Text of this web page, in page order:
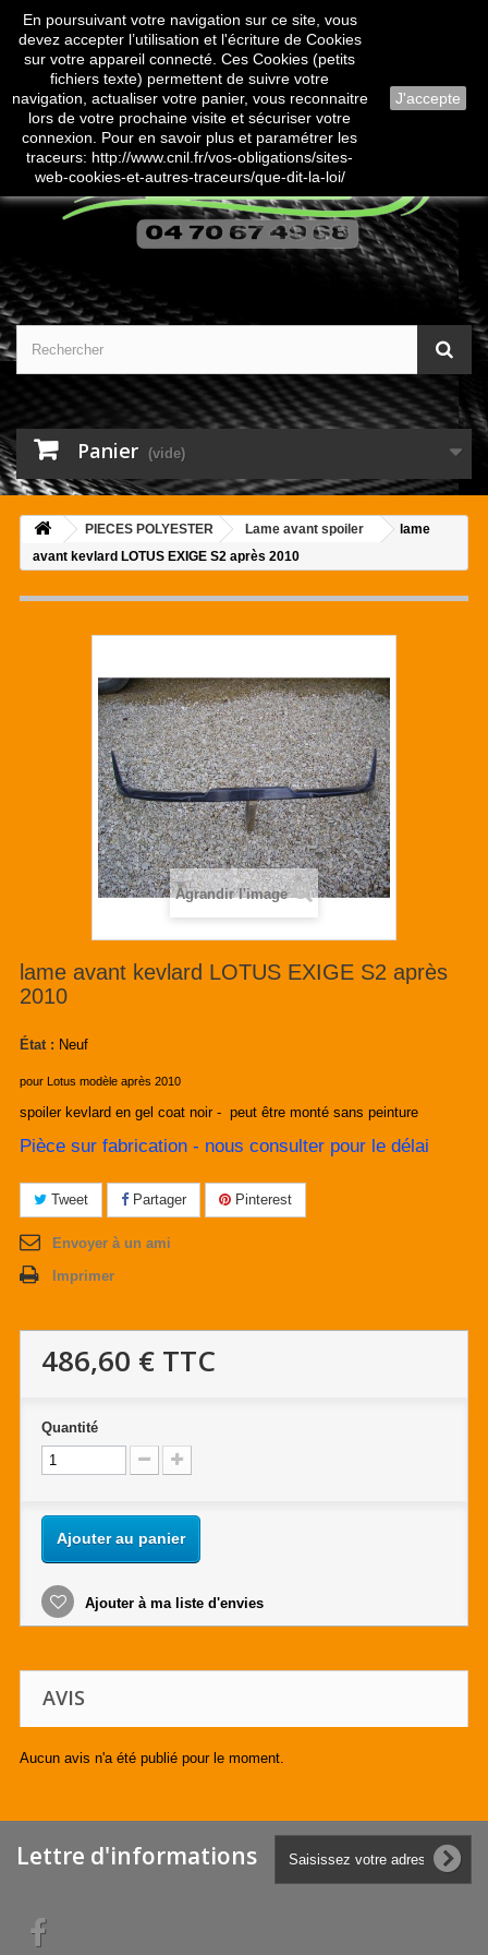
Contactez-nous
Panier (vide)
PIECES POLYESTER Lame avant spoiler
lame
avant kevlard LOTUS EXIGE S2 après 2010
Agrandir l'image
lame avant kevlard LOTUS EXIGE S2 après
2010
État : Neuf
pour Lotus modèle après 2010
spoiler kevlard en gel coat noir - peut être monté sans peinture
Pièce sur fabrication - nous consulter pour le délai
Tweet Partager Pinterest
Envoyer à un ami
Imprimer
486,60 € TTC
Quantité
Ajouter au panier
Ajouter à ma liste d'envies
AVIS
Aucun avis n'a été publié pour le moment.
Lettre d'informations
En poursuivant votre navigation sur ce site, vous
devez accepter l’utilisation et l'écriture de Cookies
sur votre appareil connecté. Ces Cookies (petits
fichiers texte) permettent de suivre votre
navigation, actualiser votre panier, vous reconnaitre
lors de votre prochaine visite et sécuriser votre
connexion. Pour en savoir plus et paramétrer les
traceurs: http://www.cnil.fr/vos-obligations/sites-
web-cookies-et-autres-traceurs/que-dit-la-loi/
J'accepte